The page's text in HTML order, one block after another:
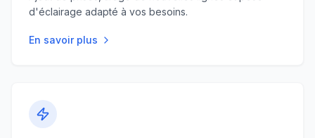
d'éclairage adapté à vos besoins.
En savoir plus